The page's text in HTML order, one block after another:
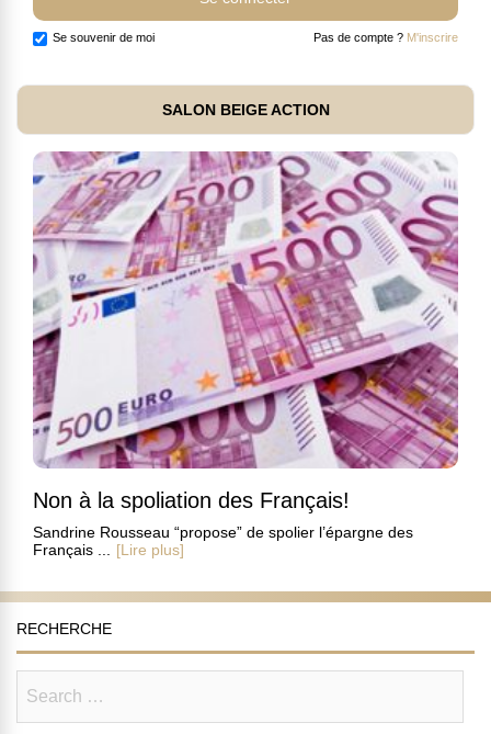
Se souvenir de moi Pas de compte ? M'inscrire
SALON BEIGE ACTION
Non à la spoliation des Français!
Sandrine Rousseau “propose” de spolier l’épargne des
Français ...
[Lire plus]
RECHERCHE